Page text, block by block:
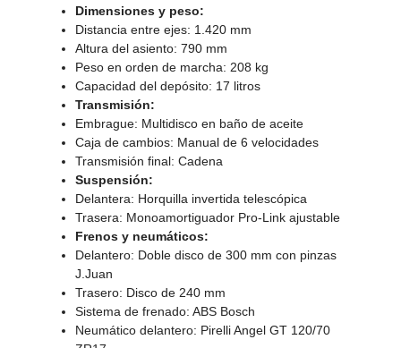
Dimensiones y peso:
Distancia entre ejes: 1.420 mm
Altura del asiento: 790 mm
Peso en orden de marcha: 208 kg
Capacidad del depósito: 17 litros
Transmisión:
Embrague: Multidisco en baño de aceite
Caja de cambios: Manual de 6 velocidades
Transmisión final: Cadena
Suspensión:
Delantera: Horquilla invertida telescópica
Trasera: Monoamortiguador Pro-Link ajustable
Frenos y neumáticos:
Delantero: Doble disco de 300 mm con pinzas
J.Juan
Trasero: Disco de 240 mm
Sistema de frenado: ABS Bosch
Neumático delantero: Pirelli Angel GT 120/70